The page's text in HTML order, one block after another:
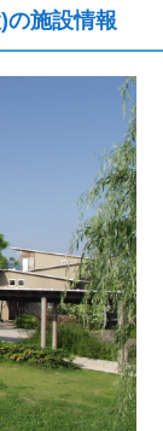
の施設情報